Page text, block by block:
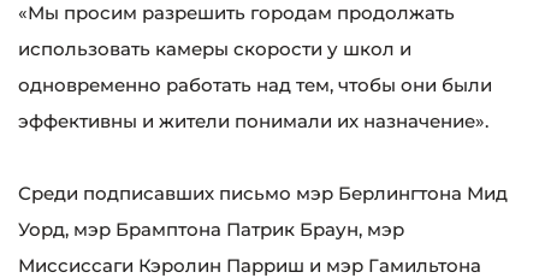
«Мы просим разрешить городам продолжать
использовать камеры скорости у школ и
одновременно работать над тем, чтобы они были
эффективны и жители понимали их назначение».
Среди подписавших письмо мэр Берлингтона Мид
Уорд, мэр Брамптона Патрик Браун, мэр
Миссиссаги Кэролин Парриш и мэр Гамильтона